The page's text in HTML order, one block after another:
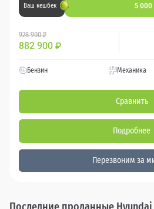
Ваш кешбек 5 000
928 900 ₽
882 900 ₽
Бензин Механика
Сравнить
Подробнее
Перезвоним за